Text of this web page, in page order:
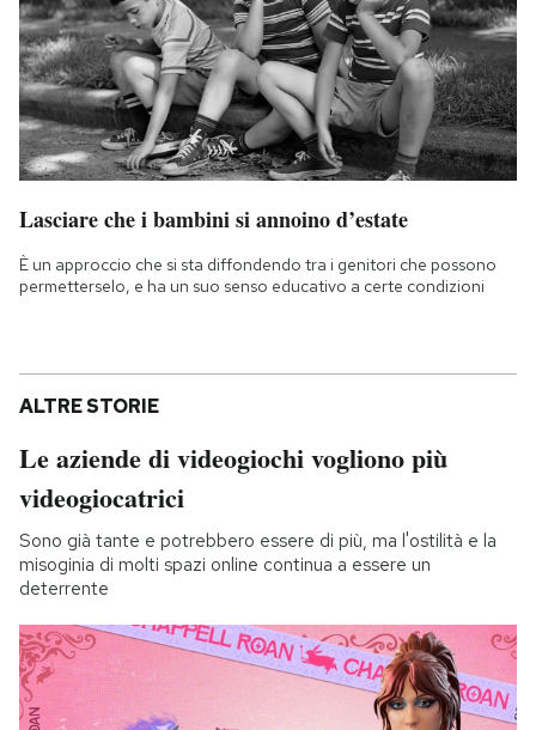
Lasciare che i bambini si annoino d’estate
È un approccio che si sta diffondendo tra i genitori che possono
permetterselo, e ha un suo senso educativo a certe condizioni
ALTRE STORIE
Le aziende di videogiochi vogliono più
videogiocatrici
Sono già tante e potrebbero essere di più, ma l'ostilità e la
misoginia di molti spazi online continua a essere un
deterrente